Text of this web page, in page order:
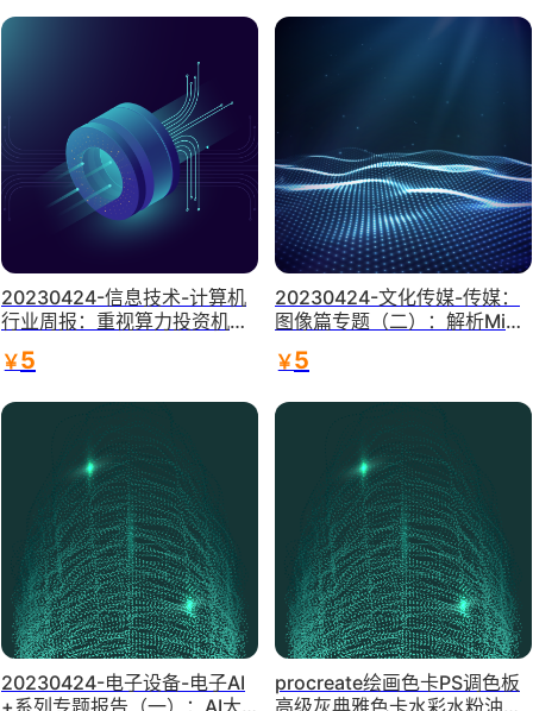
20230424-信息技术-计算机
行业周报：重视算力投资机
券
￥5
20230424-文化传媒-传媒：
图像篇专题（二）：解析Midj
I绘画龙头，静待花开终有时-
￥5
20230424-电子设备-电子AI
+系列专题报告（一）：AI大
procreate绘画色卡PS调色板
高级灰典雅色卡水彩水粉油画